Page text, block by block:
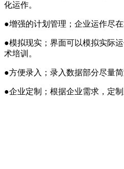
化运作。
●增强的计划管理；企业运作尽在
●模拟现实；界面可以模拟实际
术培训。
●方便录入；录入数据部分尽量简
●企业定制；根据企业需求，定